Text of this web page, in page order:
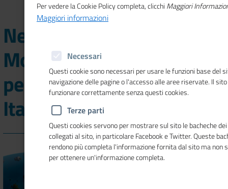
Nel nuovo numero di
Mosaico Europa le priorità
per il 2020 del Sistema
Italia a Bruxelles
Per vedere la Cookie Policy completa, clicchi Maggiori
Maggiori informazioni
Necessari
Questi cookie sono necessari per usare le funzioni base del
navigazione delle pagine o l'accesso alle aree riservate. Il
funzionare correttamente senza questi cookies.
Terze parti
Questi cookies servono per mostrare sul sito le bacheche
collegati al sito, in particolare Facebook e Twitter. Queste
rendono più completa l'informazione fornita dal sito ma non
per ottenere un'informazione completa.